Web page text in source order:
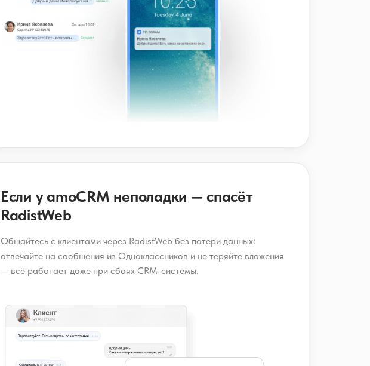
Если у amoCRM неполадки — спасёт
RadistWeb
Общайтесь с клиентами через RadistWeb без потери данных:
отвечайте на сообщения из Одноклассников и не теряйте вложения
— всё работает даже при сбоях CRM-системы.